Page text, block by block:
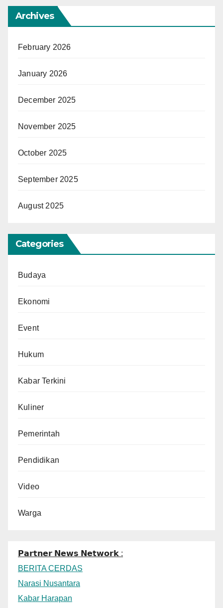
Archives
February 2026
January 2026
December 2025
November 2025
October 2025
September 2025
August 2025
Categories
Budaya
Ekonomi
Event
Hukum
Kabar Terkini
Kuliner
Pemerintah
Pendidikan
Video
Warga
𝗣𝗮𝗿𝘁𝗻𝗲𝗿 𝗡𝗲𝘄𝘀 𝗡𝗲𝘁𝘄𝗼𝗿𝗸 :
BERITA CERDAS
Narasi Nusantara
Kabar Harapan